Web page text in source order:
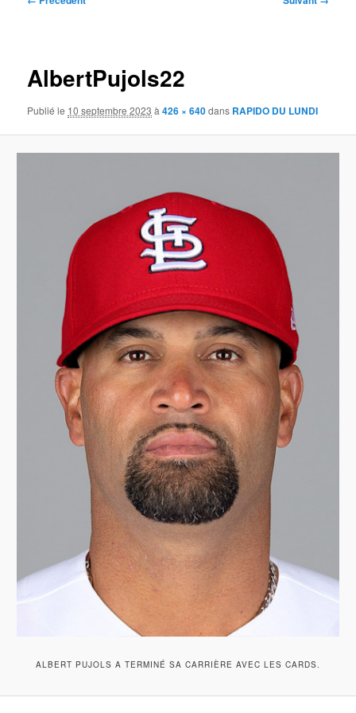
AlbertPujols22
Publié le 10 septembre 2023 à426 × 640dans RAPIDO DU LUNDI
ALBERT PUJOLS A TERMINÉ SA CARRIÈRE AVEC LES CARDS.